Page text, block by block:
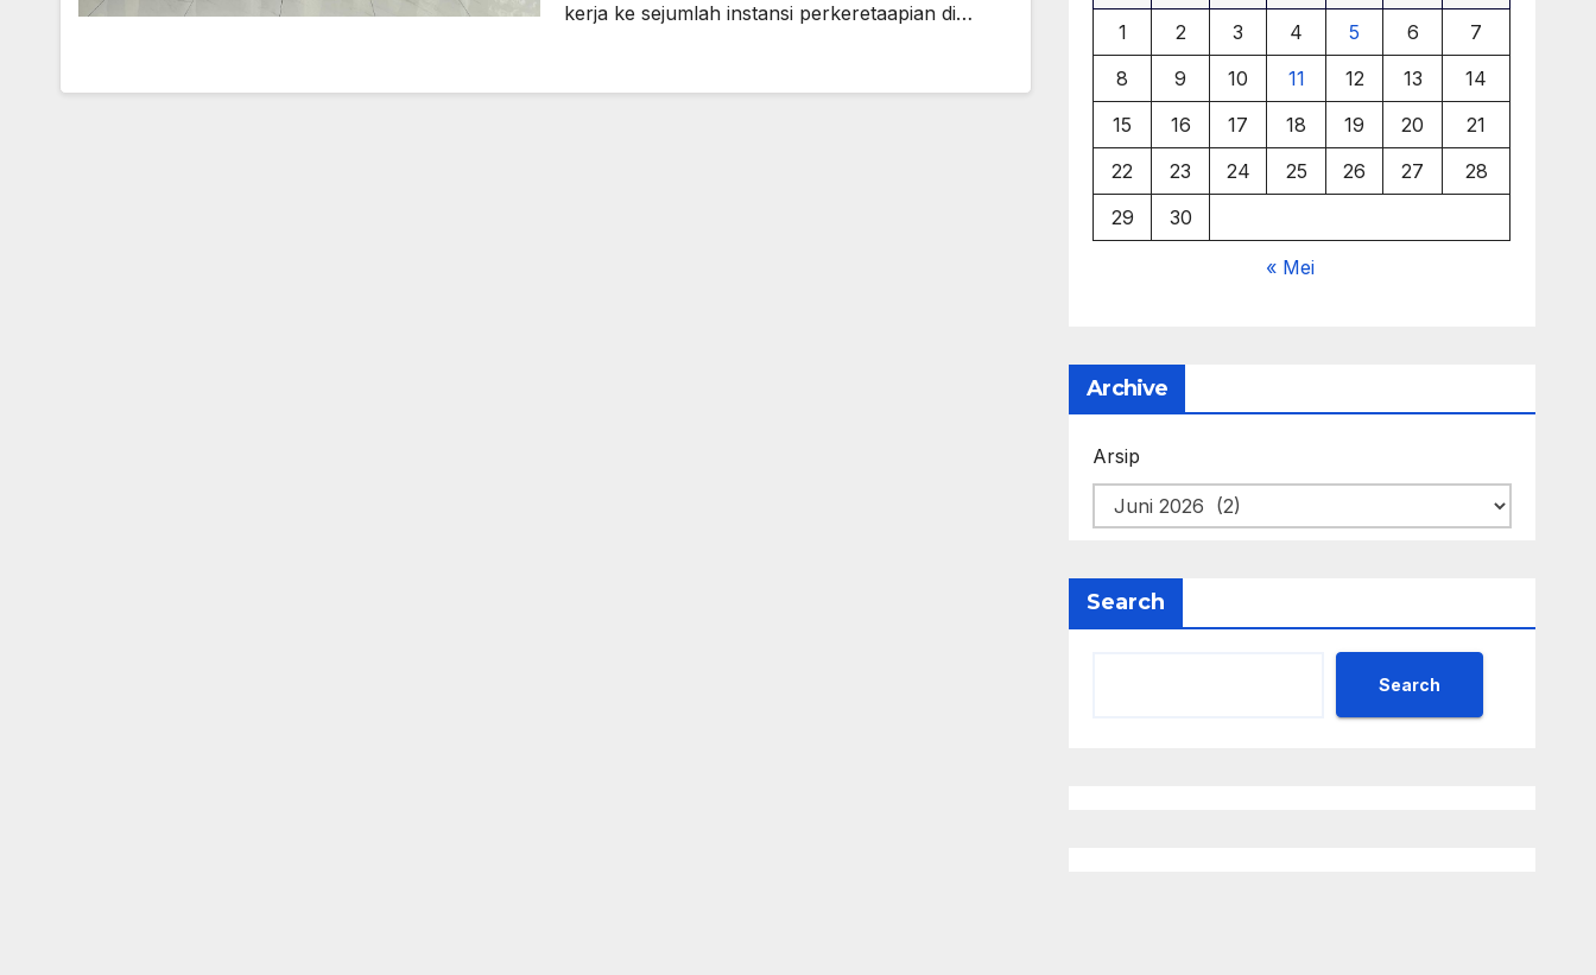
kerja ke sejumlah instansi perkeretaapian di…
1 2 3 4 5 6
7
8
9 10 11 12 13
14
15
16 17 18 19 20
21
22
23 24 25 26 27
28
29
30
« Mei
Archive
Arsip
Search
Search